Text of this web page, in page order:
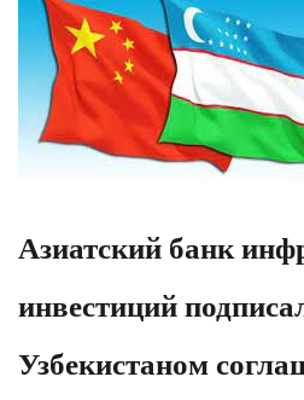
Азиатский банк
инвестиций
Узбекистаном